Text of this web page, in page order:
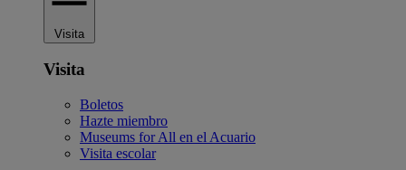
Visita
Visita
Boletos
Hazte miembro
Museums for All en el Acuario
Visita escolar